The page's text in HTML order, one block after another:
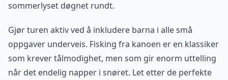
sommerlyset døgnet rundt.
Gjør turen aktiv ved å inkludere barna i alle små
oppgaver underveis. Fisking fra kanoen er en klassiker
som krever tålmodighet, men som gir enorm uttelling
når det endelig napper i snøret. Let etter de perfekte